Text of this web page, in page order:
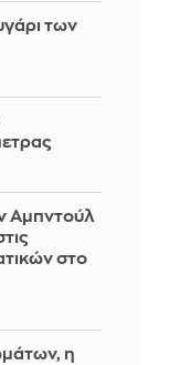
των
Αμπντούλ
στο
η